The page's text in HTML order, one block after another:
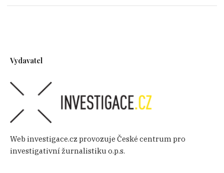
Vydavatel
Web investigace.cz provozuje České centrum pro
investigativní žurnalistiku o.p.s.